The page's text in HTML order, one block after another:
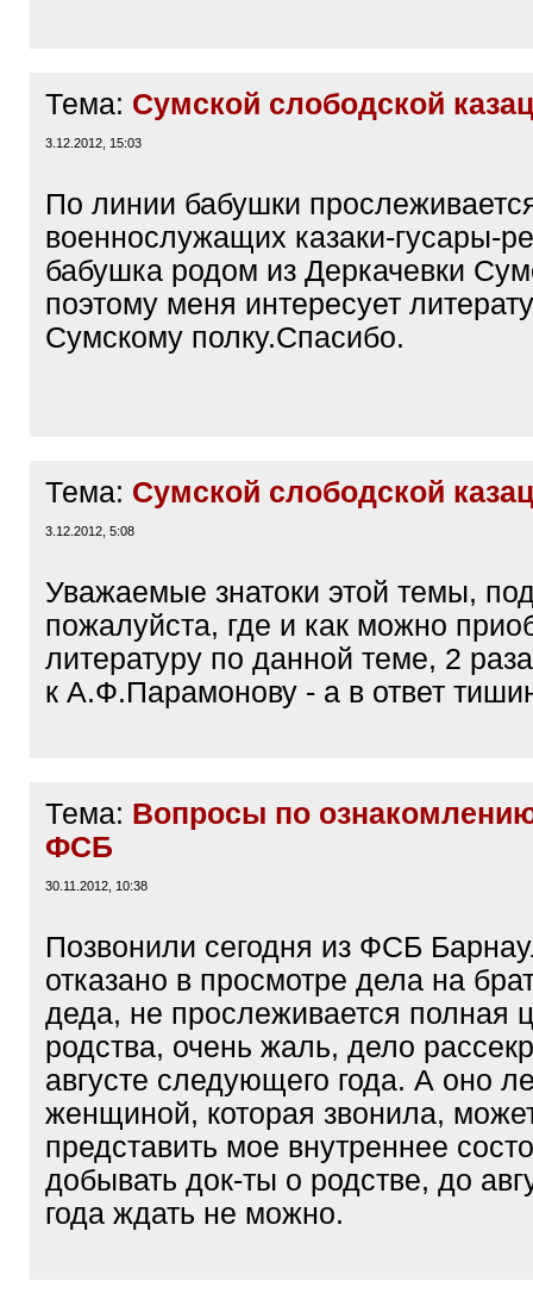
Тема: Сумской слободской
3.12.2012, 15:03
По линии бабушки
военнослужащих казаки-гусары-
бабушка родом из Деркачевки
поэтому меня интересует
Сумскому полку.Спасибо.
Тема: Сумской слободской
3.12.2012, 5:08
Уважаемые знатоки этой темы,
пожалуйста, где и как можно
литературу по данной теме, 2
к А.Ф.Парамонову - а в ответ
Тема: Вопросы по
ФСБ
30.11.2012, 10:38
Позвонили сегодня из ФСБ
отказано в просмотре дела на
деда, не прослеживается полная
родства, очень жаль, дело
августе следующего года. А оно
женщиной, которая звонила,
представить мое внутреннее
добывать док-ты о родстве, до
года ждать не можно.